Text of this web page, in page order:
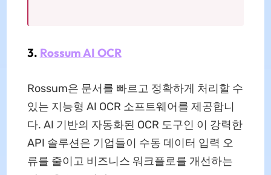
3. Rossum AI OCR
Rossum은 문서를 빠르고 정확하게 처리할 수
있는 지능형 AI OCR 소프트웨어를 제공합니
다. AI 기반의 자동화된 OCR 도구인 이 강력한
API 솔루션은 기업들이 수동 데이터 입력 오
류를 줄이고 비즈니스 워크플로를 개선하는